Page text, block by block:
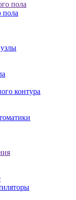
пола
пола
контура